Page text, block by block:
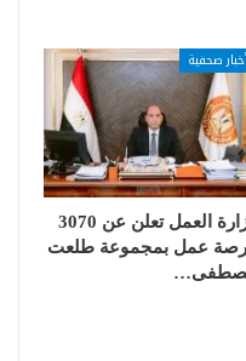
أخبار صحفية
وزارة العمل تعلن عن 3070
عمل بمجموعة طلعت